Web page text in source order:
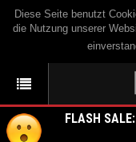
Diese Seite benutzt
die Nutzung unserer
FLASH